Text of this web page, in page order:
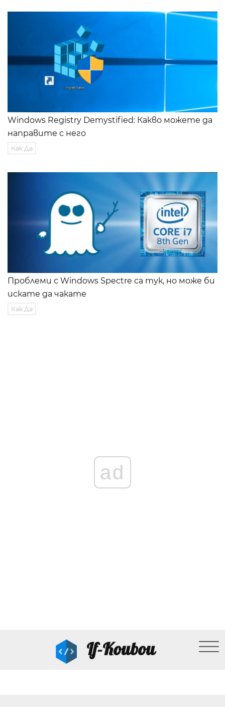
Windows Registry Demystified: Какво можете да
направите с него
Как Да
Проблеми с Windows Spectre са тук, но може би
искате да чакате
Как Да
ad
If-Koubou